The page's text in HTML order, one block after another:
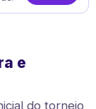
e
do torneio